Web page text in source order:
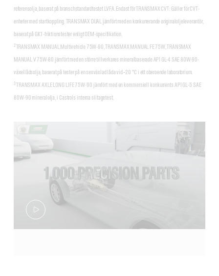
referensolja, baserat på branschstandardtestet LVFA. Endast för TRANSMAX CVT: Gäller för CVT-
enheter med startkoppling. TRANSMAX DUAL jämfört med en konkurrerande originaloljeleverantör,
baserat på GK1-friktionstester enligt OEM-specifikation.
2TRANSMAX MANUAL Multivehicle 75W-90, TRANSMAX MANUAL FE 75W, TRANSMAX
MANUAL V 75W-80 jämfört med en större tillverkares mineralbaserade API GL-4 SAE 80W-90-
växellådsolja, baserat på tester på en sexväxlad låda vid –20 °C i ett oberoende laboratorium.
3 TRANSMAX AXLE LONG LIFE 75W-90 jämfört med en kommersiell konkurrents API GL-5 SAE
80W-90 mineralolja, i Castrols interna slitagetest.